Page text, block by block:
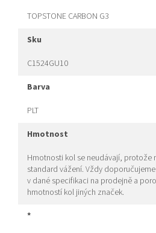
TOPSTONE CARBON G3
sku
C1524GU10
barva
PLT
hmotnost
Hmotnosti kol se neudávají, protože
standard vážení. Vždy
v dané specifikaci na prodejně a
hmotností kol jiných značek.
*